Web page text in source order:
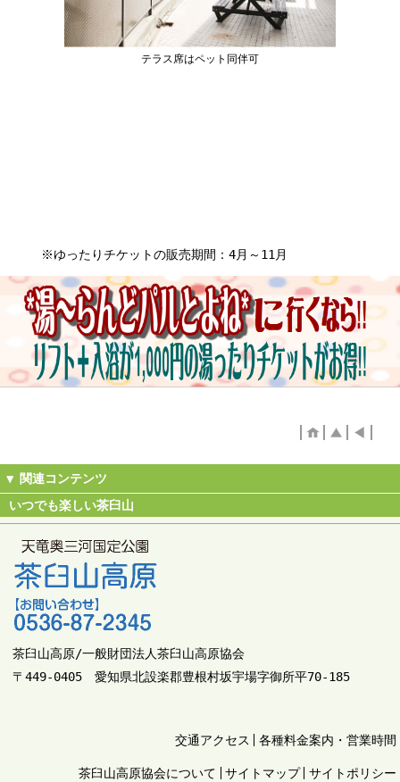
テラス席はペット同伴可
※ゆったりチケットの販売期間：4月～11月
いつでも楽しい茶臼山
茶臼山高原/一般財団法人茶臼山高原協会
〒449-0405 愛知県北設楽郡豊根村坂宇場字御所平70-185
交通アクセス 各種料金案内・営業時間
茶臼山高原協会について サイトマップ サイトポリシー